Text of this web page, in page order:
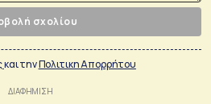
σχολίου
και τηνΠολιτικη Απορρήτου